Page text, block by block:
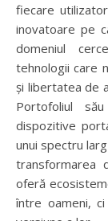
fiecare
inovatoare pe
domeniul
tehnologii care
și libertatea de
Portofoliul
dispozitive
unui spectru
transformarea
oferă
între oameni,